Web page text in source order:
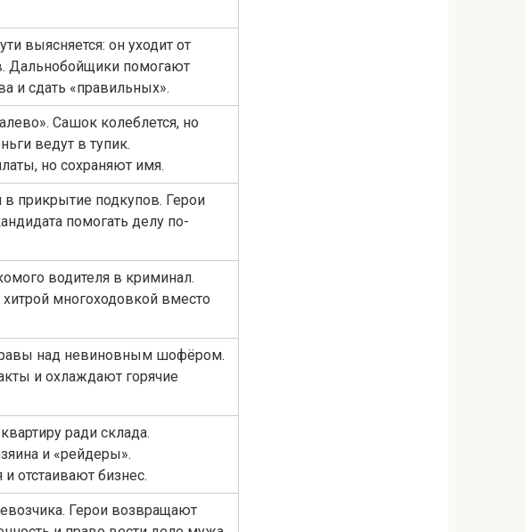
выясняется: он уходит от
Дальнобойщики помогают
и сдать «правильных».
Сашок колеблется, но
ведут в тупик.
но сохраняют имя.
в прикрытие подкупов. Герои
помогать делу по-
водителя в криминал.
многоходовкой вместо
над невиновным шофёром.
и охлаждают горячие
ради склада.
и «рейдеры».
отстаивают бизнес.
Герои возвращают